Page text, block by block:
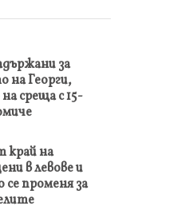
за
на Георги,
среща с 15-
край на
в левове и
се променя за